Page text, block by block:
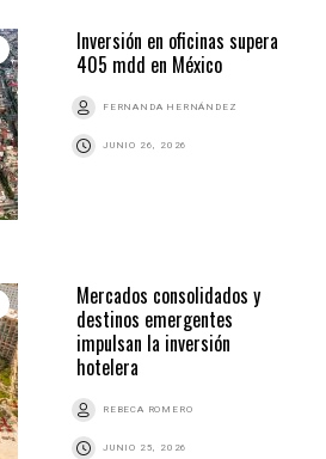
Inversión en oficinas supera
405 mdd en México
FERNANDA HERNÁNDEZ
JUNIO 26, 2026
Mercados consolidados y
destinos emergentes
impulsan la inversión
hotelera
REBECA ROMERO
JUNIO 25, 2026